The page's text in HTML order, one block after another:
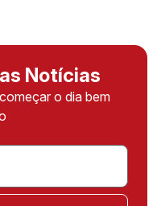
Notícias
o dia bem